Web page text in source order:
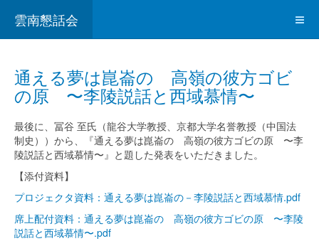
雲南懇話会
通える夢は崑崙の 高嶺の彼方ゴビ
の原 〜李陵説話と西域慕情〜
最後に、冨谷 至氏（龍谷大学教授、京都大学名誉教授（中国法
制史））から、『通える夢は崑崙の 高嶺の彼方ゴビの原 〜李
陵説話と西域慕情〜』と題した発表をいただきました。
【添付資料】
プロジェクタ資料：通える夢は崑崙の－李陵説話と西域慕情.pdf
席上配付資料：通える夢は崑崙の 高嶺の彼方ゴビの原 〜李陵
説話と西域慕情〜.pdf